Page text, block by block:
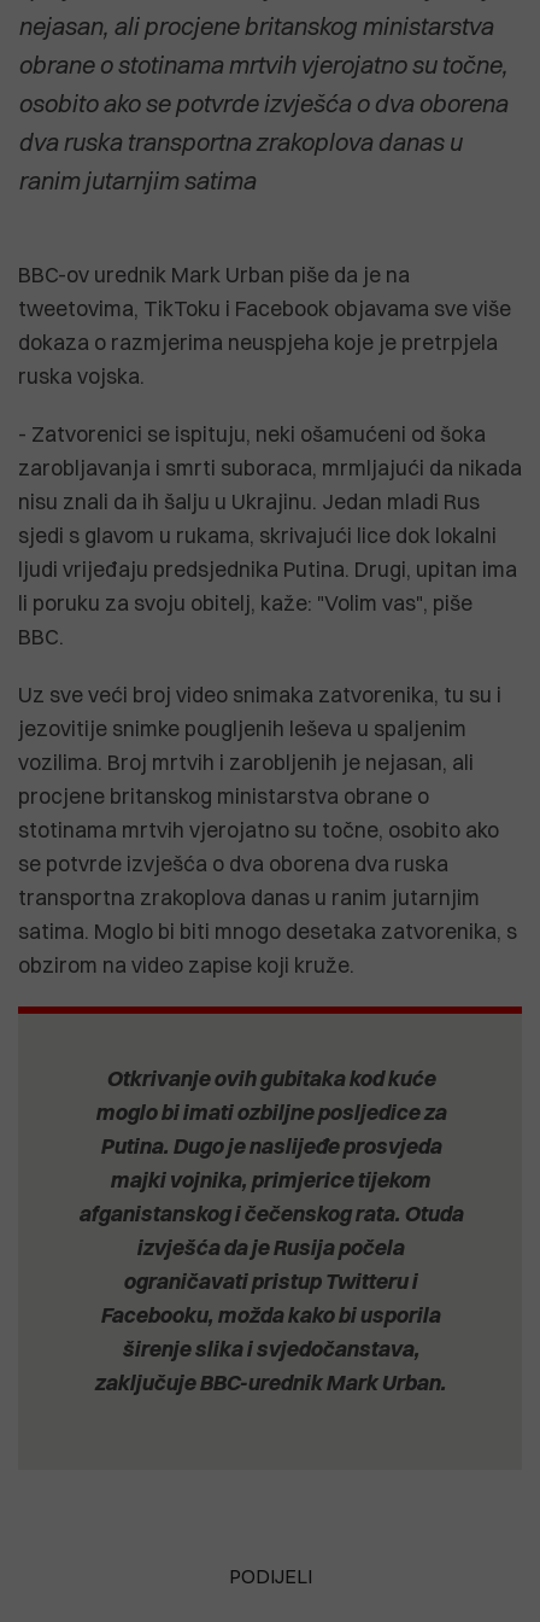
nejasan, ali procjene britanskog ministarstva
obrane o stotinama mrtvih vjerojatno su točne,
osobito ako se potvrde izvješća o dva oborena
dva ruska transportna zrakoplova danas u
ranim jutarnjim satima
BBC-ov urednik Mark Urban piše da je na
tweetovima, TikToku i Facebook objavama sve više
dokaza o razmjerima neuspjeha koje je pretrpjela
ruska vojska.
- Zatvorenici se ispituju, neki ošamućeni od šoka
zarobljavanja i smrti suboraca, mrmljajući da nikada
nisu znali da ih šalju u Ukrajinu. Jedan mladi Rus
sjedi s glavom u rukama, skrivajući lice dok lokalni
ljudi vrijeđaju predsjednika Putina. Drugi, upitan ima
li poruku za svoju obitelj, kaže: "Volim vas", piše
BBC.
Uz sve veći broj video snimaka zatvorenika, tu su i
jezovitije snimke pougljenih leševa u spaljenim
vozilima. Broj mrtvih i zarobljenih je nejasan, ali
procjene britanskog ministarstva obrane o
stotinama mrtvih vjerojatno su točne, osobito ako
se potvrde izvješća o dva oborena dva ruska
transportna zrakoplova danas u ranim jutarnjim
satima. Moglo bi biti mnogo desetaka zatvorenika, s
obzirom na video zapise koji kruže.
Otkrivanje ovih gubitaka kod kuće
moglo bi imati ozbiljne posljedice za
Putina. Dugo je naslijeđe prosvjeda
majki vojnika, primjerice tijekom
afganistanskog i čečenskog rata. Otuda
izvješća da je Rusija počela
ograničavati pristup Twitteru i
Facebooku, možda kako bi usporila
širenje slika i svjedočanstava,
zaključuje BBC-urednik Mark Urban.
PODIJELI